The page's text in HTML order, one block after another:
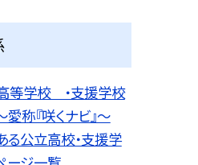
等学校 ・支援学校
称『咲くナビ』〜
る公立高校・支援学